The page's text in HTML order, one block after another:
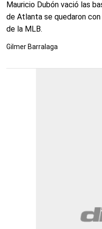
Mauricio Dubón vació las
de Atlanta se quedaron
de la MLB.
Gilmer Barralaga